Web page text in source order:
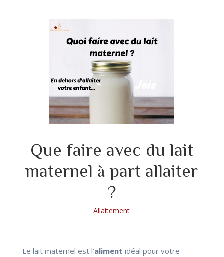
Que faire avec du lait
maternel à part allaiter
?
Allaitement
Le lait maternel est l’aliment idéal pour votre